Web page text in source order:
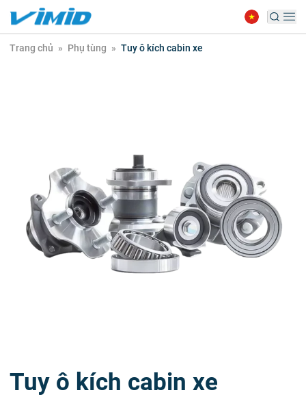
Trang chủ » Phụ tùng » Tuy ô kích cabin xe
Tuy ô kích cabin xe